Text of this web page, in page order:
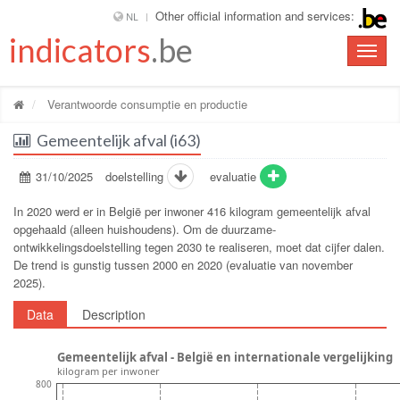
NL Other official information and services:
Toggle
indicators.be
Verantwoorde consumptie en productie
Gemeentelijk afval (i63)
31/10/2025 doelstelling evaluatie
In 2020 werd er in België per inwoner 416 kilogram gemeentelijk afval
opgehaald (alleen huishoudens). Om de duurzame-
ontwikkelingsdoelstelling tegen 2030 te realiseren, moet dat cijfer dalen.
De trend is gunstig tussen 2000 en 2020 (evaluatie van november
2025).
Data Description
800
Gemeentelijk afval - België en internationale vergelijking
kilogram per inwoner